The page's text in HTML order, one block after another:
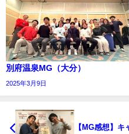
別府温泉MG（大分）
2025年3月9日
【MG感想】